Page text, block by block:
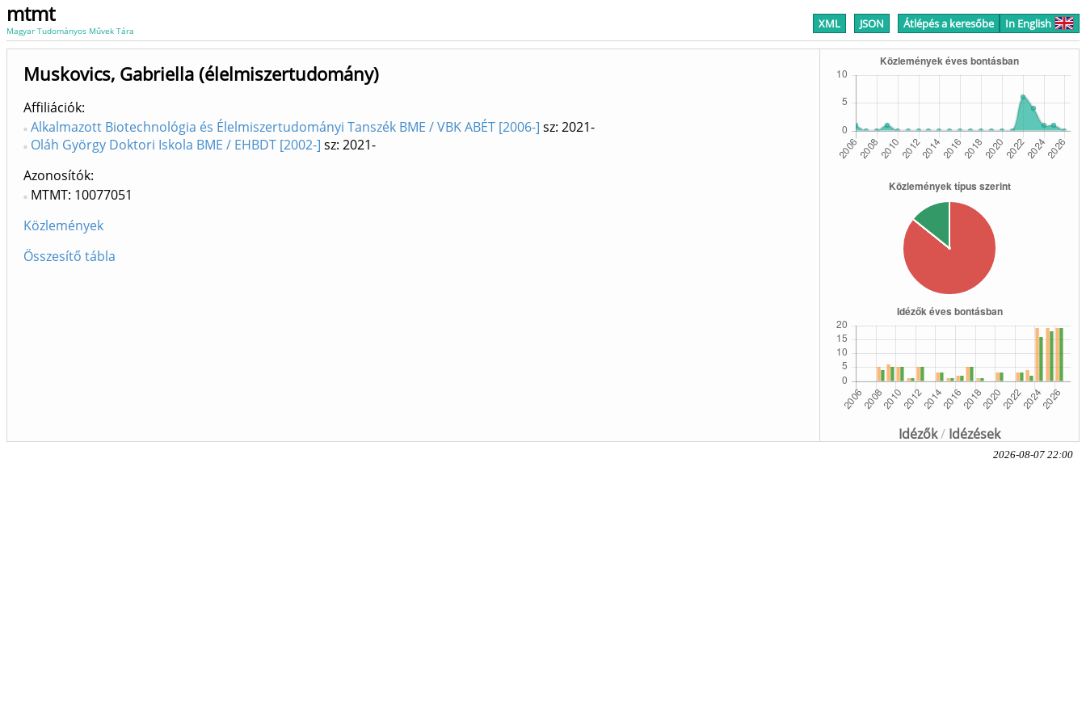
mtmt
Magyar Tudományos Művek Tára XML JSON Átlépés a keresőbe In English
Idézők/ Idézések
Muskovics, Gabriella (élelmiszertudomány)
Affiliációk
Alkalmazott Biotechnológia és Élelmiszertudományi Tanszék BME / VBK ABÉT [2006-] sz: 2021-
Oláh György Doktori Iskola BME / EHBDT [2002-] sz: 2021-
Azonosítók
MTMT: 10077051
Közlemények
Összesítő tábla
2026-08-07 22:00